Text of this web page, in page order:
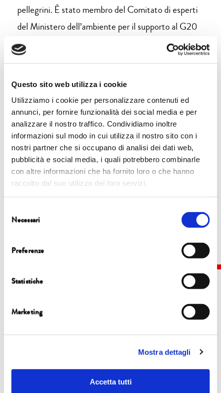
Questo sito web utilizza i cookie
Utilizziamo i cookie per personalizzare contenuti ed
annunci, per fornire funzionalità dei social media e per
analizzare il nostro traffico. Condividiamo inoltre
informazioni sul modo in cui utilizza il nostro sito con i
nostri partner che si occupano di analisi dei dati web,
pubblicità e social media, i quali potrebbero combinarle
con altre informazioni che ha fornito loro o che hanno
raccolto dal suo utilizzo dei loro servizi.
delNecessari
Preferenze
Statistiche
Marketing
Mostra dettagli
Accetta tutti
pellegrini. È stato membro del Comitato di esperti
del Ministero dell’ambiente per il supporto al G20
Ambiente durante la prima presidenza italiana nel
2021. È ideatore e coordinatore del progetto Fra’
Event. Con l’Arcivescovo Paolo Giulietti di Lucca,
ha promosso e dirige il progetto Lucensis volto alla
creazione di Comunità Energetiche Rinnovabili e
Solidali (www.lucensis.org). Nel 2022 il Presidente
della Repubblica lo ha insignito dell’onorificenza di
Cavaliere dell’Ordine al Merito della Repubblica.
| Cappella Guinigi